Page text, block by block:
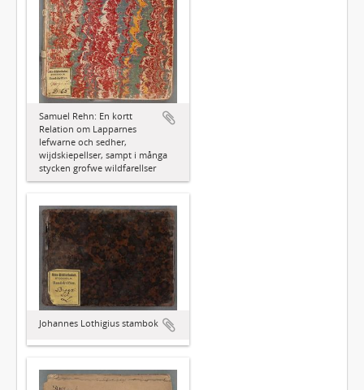
Samuel Rehn: En kortt
Relation om Lapparnes
lefwarne och sedher,
wijdskiepellser, sampt i många
stycken grofwe wildfarellser
Johannes Lothigius stambok